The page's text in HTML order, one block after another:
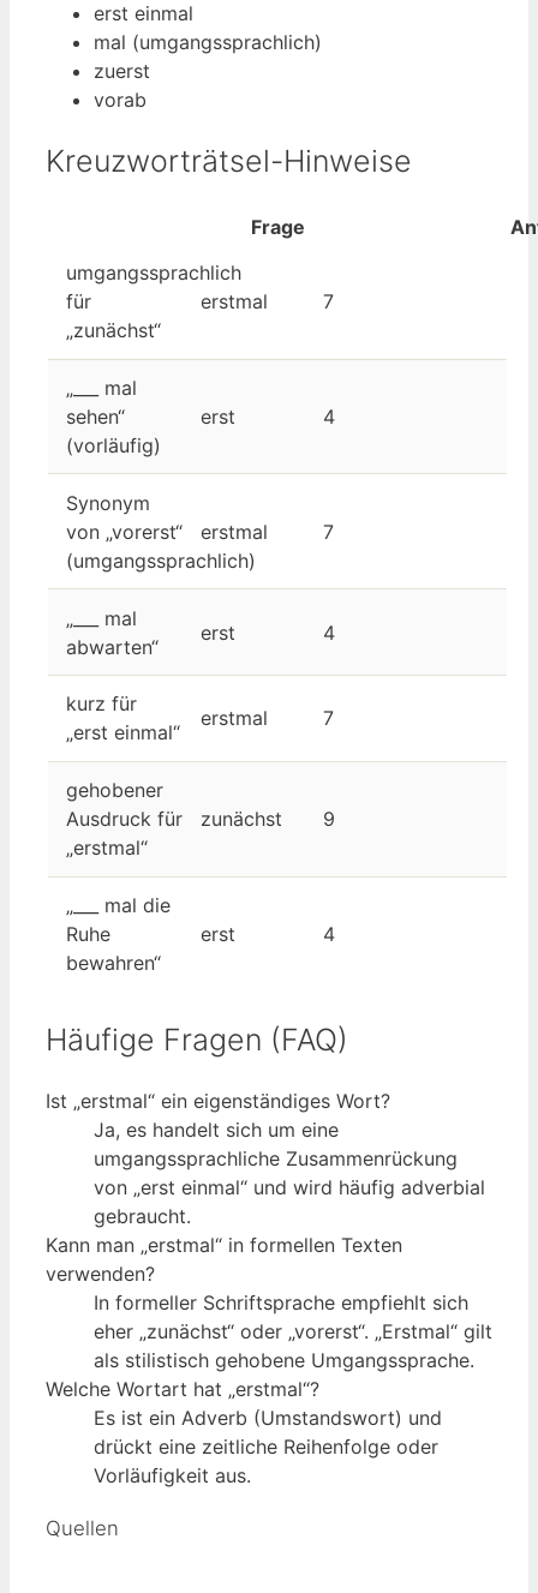
erst einmal
mal (umgangssprachlich)
zuerst
vorab
Kreuzworträtsel-Hinweise
Frage
umgangssprachlich
für
„zunächst“
erstmal 7
„___ mal
sehen“
(vorläufig)
erst 4
Synonym
von „vorerst“
(umgangssprachlich)
erstmal 7
„___ mal
abwarten“
erst 4
kurz für
„erst einmal“
erstmal 7
gehobener
Ausdruck für
„erstmal“
zunächst 9
„___ mal die
Ruhe
bewahren“
erst 4
Häufige Fragen (FAQ)
Ist „erstmal“ ein eigenständiges Wort?
Ja, es handelt sich um eine
umgangssprachliche Zusammenrückung
von „erst einmal“ und wird häufig adverbial
gebraucht.
Kann man „erstmal“ in formellen Texten
verwenden?
In formeller Schriftsprache empfiehlt sich
eher „zunächst“ oder „vorerst“. „Erstmal“ gilt
als stilistisch gehobene Umgangssprache.
Welche Wortart hat „erstmal“?
Es ist ein Adverb (Umstandswort) und
drückt eine zeitliche Reihenfolge oder
Vorläufigkeit aus.
Quellen